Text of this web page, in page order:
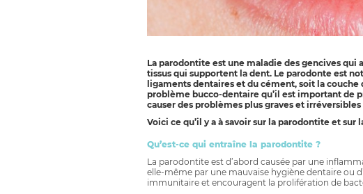
La parodontite est une maladie des gencives qui
tissus qui supportent la dent. Le parodonte est
ligaments dentaires et du cément, soit la couche
problème bucco-dentaire qu’il est important de
causer des problèmes plus graves et
Voici ce qu’il y a à savoir sur la parodontite et
Qu’est-ce qui entraîne la parodontite ?
La parodontite est d’abord causée par une
elle-même par une mauvaise hygiène dentaire ou
immunitaire et encouragent la prolifération de